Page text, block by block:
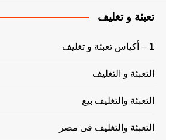
تعبئة و تغليف
1 – أكياس تعبئة و تغليف
التعبئة و التغليف
التعبئة والتغليف بيع
التعبئة والتغليف فى مصر